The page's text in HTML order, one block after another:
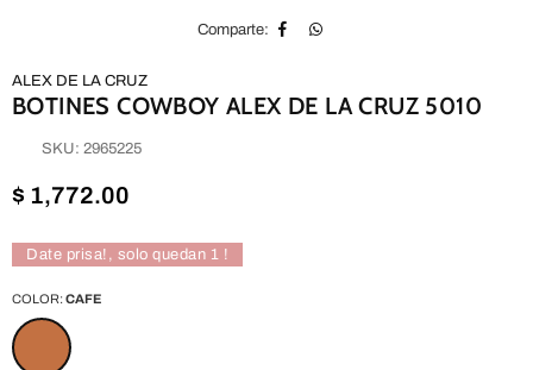
Comparte:
ALEX DE LA CRUZ
BOTINES COWBOY ALEX DE LA CRUZ 5010
SKU: 2965225
Precio
$ 1,772.00
Date prisa!, solo quedan 1 !
COLOR:CAFE